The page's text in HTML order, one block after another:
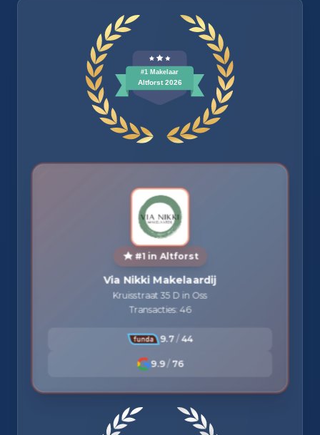
#1 in Altforst
Via Nikki Makelaardij
Kruisstraat 35 D in Oss
Transacties: 46
9.7 / 44
9.9 / 76